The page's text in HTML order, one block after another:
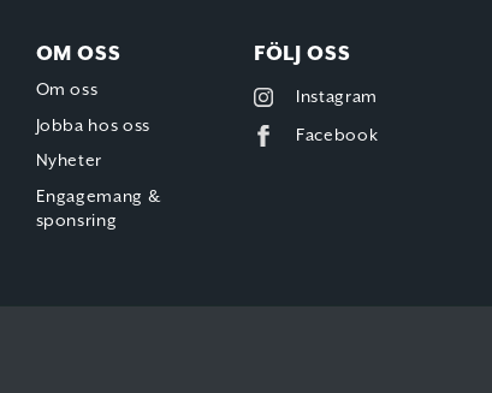
OM OSS
Om oss
Jobba hos oss
Nyheter
Engagemang &
sponsring
FÖLJ OSS
Instagram
Facebook